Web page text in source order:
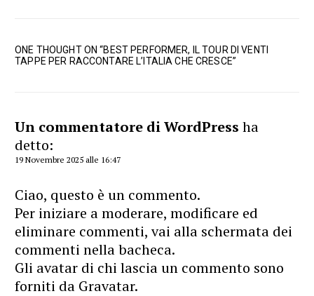
nell’elettrico
influencer videos
ONE THOUGHT ON “BEST PERFORMER, IL TOUR DI VENTI
TAPPE PER RACCONTARE L’ITALIA CHE CRESCE”
Un commentatore di WordPress ha
detto:
19 Novembre 2025 alle 16:47
Ciao, questo è un commento.
Per iniziare a moderare, modificare ed
eliminare commenti, vai alla schermata dei
commenti nella bacheca.
Gli avatar di chi lascia un commento sono
forniti da Gravatar.